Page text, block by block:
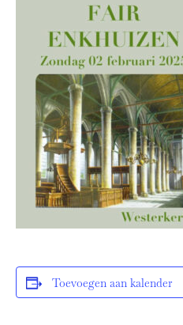
Toevoegen aan kalender